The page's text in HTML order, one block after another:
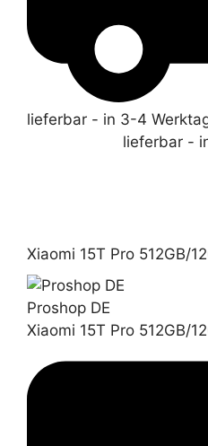
lieferbar - in 3-4
lieferbar -
Xiaomi 15T Pro 512GB/
Proshop DE
Xiaomi 15T Pro 512GB/